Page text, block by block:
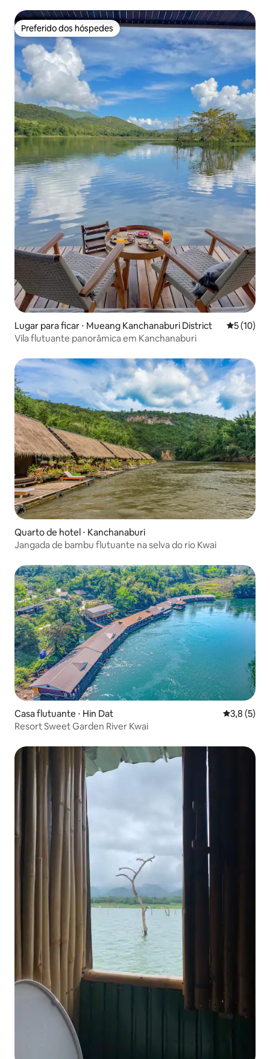
Preferido dos hóspedes
Preferido dos hóspedes
Lugar para ficar ⋅ Mueang Kanchanaburi District 5 de uma
5 (10)
Vila flutuante panorâmica em Kanchanaburi
Quarto de hotel ⋅ Kanchanaburi
Jangada de bambu flutuante na selva do rio Kwai
Casa flutuante ⋅ Hin Dat 3,8 de
3,8 (5)
Resort Sweet Garden River Kwai